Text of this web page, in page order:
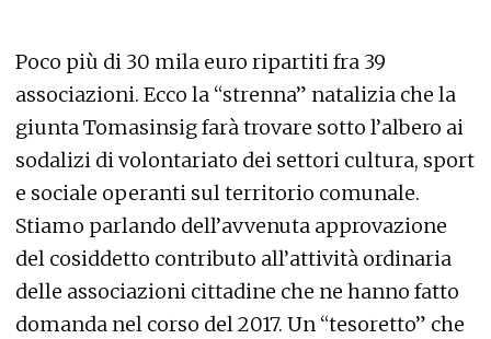
Poco più di 30 mila euro ripartiti fra 39
associazioni. Ecco la “strenna” natalizia che la
giunta Tomasinsig farà trovare sotto l’albero ai
sodalizi di volontariato dei settori cultura, sport
e sociale operanti sul territorio comunale.
Stiamo parlando dell’avvenuta approvazione
del cosiddetto contributo all’attività ordinaria
delle associazioni cittadine che ne hanno fatto
domanda nel corso del 2017. Un “tesoretto” che